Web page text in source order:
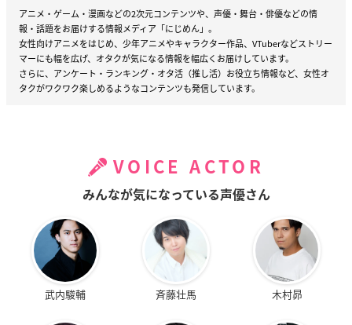
アニメ・ゲーム・漫画などの2次元コンテンツや、声優・舞台・俳優などの情
報・話題をお届けする情報メディア「にじめん」。
女性向けアニメをはじめ、少年アニメやキャラクター作品、VTuberなどストリー
マーにも幅を広げ、オタクが気になる情報を幅広くお届けしています。
さらに、アンケート・ランキング・オタ活（推し活）お役立ち情報など、女性オ
タクがワクワク楽しめるようなコンテンツも発信しています。
VOICE ACTOR
みんなが気になっている声優さん
武内駿輔 斉藤壮馬 木村昴